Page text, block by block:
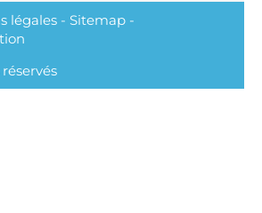
légales - Sitemap -